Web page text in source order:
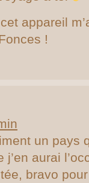
appareil
!
un pays
aurai
bravo